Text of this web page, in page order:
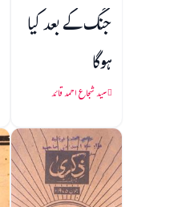
جنگ کے بعد کیا
ہوگا
سید شجاع احمد قائد